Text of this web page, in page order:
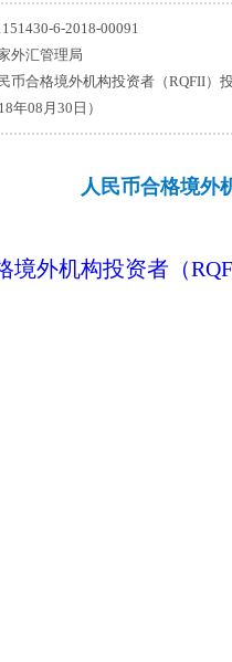
6-2018-00091
外汇管理局
币合格境外机构投资者（RQFII）
年08月30日）
人民币合格境外
境外机构投资者（